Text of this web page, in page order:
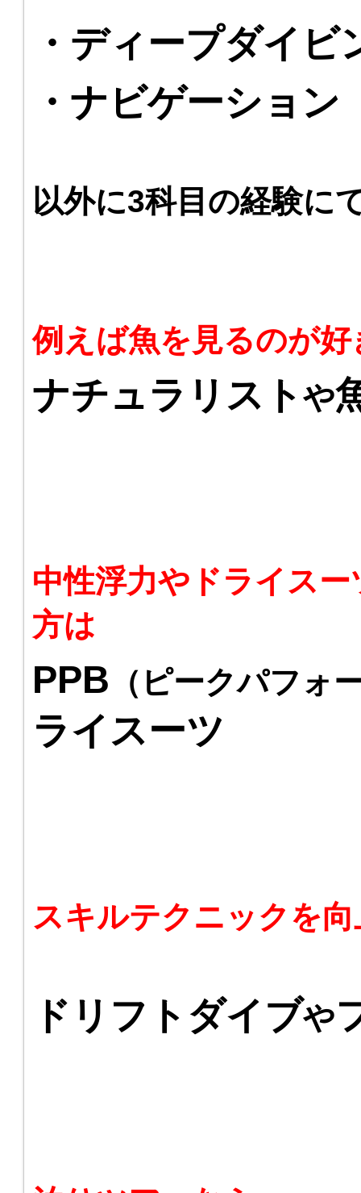
・ディープダイビ
・ナビゲーション
以外に3科目の経験に
例えば魚を見るのが
ナチュラリストや
中性浮力やドライス
方は
PPB （ピークパフォ
ライスーツ
スキルテクニックを
ドリフトダイブや